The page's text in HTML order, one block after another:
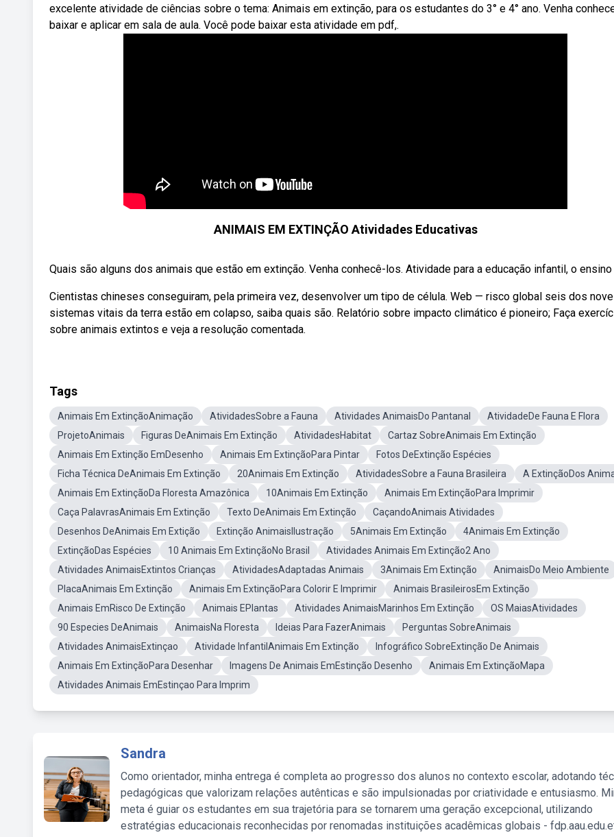
excelente atividade de ciências sobre o tema: Animais em extinção, para os estudantes do 3° e 4° ano. Venha
baixar e aplicar em sala de aula. Você pode baixar esta atividade em pdf,.
ANIMAIS EM EXTINÇÃO Atividades Educativas
Quais são alguns dos animais que estão em extinção. Venha conhecê-los. Atividade para a educação infantil, o ensino
Cientistas chineses conseguiram, pela primeira vez, desenvolver um tipo de célula. Web — risco global seis dos nove
sistemas vitais da terra estão em colapso, saiba quais são. Relatório sobre impacto climático é pioneiro; Faça
sobre animais extintos e veja a resolução comentada.
Tags
Animais Em ExtinçãoAnimação AtividadesSobre a Fauna Atividades AnimaisDo Pantanal
AtividadeDe Fauna E Flora
ProjetoAnimais
Figuras DeAnimais Em Extinção AtividadesHabitat
Cartaz SobreAnimais Em Extinção
Animais Em Extinção EmDesenho
Animais Em ExtinçãoPara Pintar
Fotos DeExtinção Espécies
Ficha Técnica DeAnimais Em Extinção
20Animais Em Extinção AtividadesSobre a Fauna Brasileira
A ExtinçãoDos
Animais Em ExtinçãoDa Floresta Amazônica
10Animais Em Extinção
Animais Em ExtinçãoPara Imprimir
Caça PalavrasAnimais Em Extinção
Texto DeAnimais Em Extinção
CaçandoAnimais Atividades
Desenhos DeAnimais Em Extição
Extinção AnimaisIlustração 5Animais Em Extinção
4Animais Em Extinção
ExtinçãoDas Espécies
10 Animais Em ExtinçãoNo Brasil
Atividades Animais Em Extinção2 Ano
Atividades AnimaisExtintos Crianças
AtividadesAdaptadas Animais 3Animais Em Extinção
AnimaisDo Meio Ambiente
PlacaAnimais Em Extinção
Animais Em ExtinçãoPara Colorir E Imprimir
Animais BrasileirosEm Extinção
Animais EmRisco De Extinção
Animais EPlantas Atividades AnimaisMarinhos Em Extinção
OS MaiasAtividades
90 Especies DeAnimais
AnimaisNa Floresta Ideias Para FazerAnimais
Perguntas SobreAnimais
Atividades AnimaisExtinçao
Atividade InfantilAnimais Em Extinção
Infográfico SobreExtinção De Animais
Animais Em ExtinçãoPara Desenhar
Imagens De Animais EmEstinção Desenho
Animais Em ExtinçãoMapa
Atividades Animais EmEstinçao Para Imprim
Sandra
Como orientador, minha entrega é completa ao progresso dos alunos no contexto escolar, adotando
pedagógicas que valorizam relações autênticas e são impulsionadas por criatividade e entusiasmo.
meta é guiar os estudantes em sua trajetória para se tornarem uma geração excepcional, utilizando
estratégias educacionais reconhecidas por renomadas instituições acadêmicas globais -